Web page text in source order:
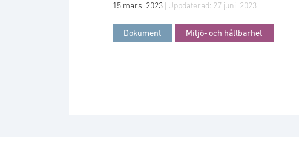
15 mars, 2023 | Uppdaterad: 27 juni, 2023
Dokument Miljö- och hållbarhet